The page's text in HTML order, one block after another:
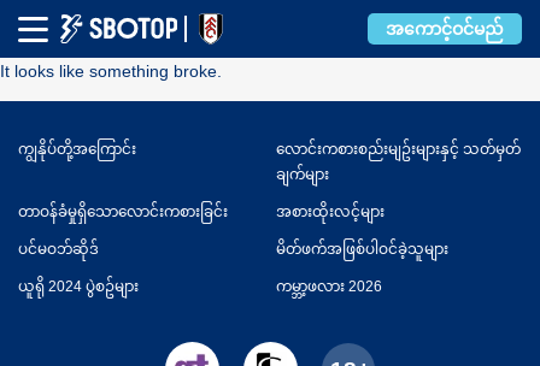
အကောင့်ဝင်မည်
Error
It looks like something broke.
ကျွနိုပ်တို့အကြောင်း
လောင်းကစားစည်းမျဥ်းများနှင့် သတ်မှတ်
ချက်များ
တာဝန်ခံမှုရှိသောလောင်းကစားခြင်း အစားထိုးလင့်များ
ပင်မဝဘ်ဆိုဒ် မိတ်ဖက်အဖြစ်ပါဝင်ခဲ့သူများ
ယူရို 2024 ပွဲစဥ်များ ကမ္ဘာ့ဖလား 2026